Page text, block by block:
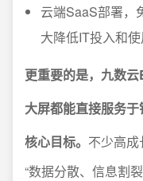
云端SaaS部署，
大降低IT投入和使
更重要的是，九数
大屏都能直接服务
核心目标。 不少高
“数据分散、信息割